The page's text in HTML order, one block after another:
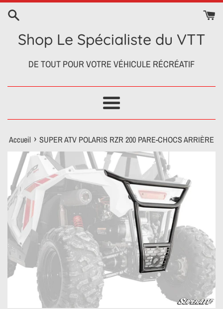
Passer
contenuShop Le Spécialiste du VTT
DE TOUT POUR VOTRE VÉHICULE RÉCRÉATIF
Menu
Accueil › SUPER ATV POLARIS RZR 200 PARE-CHOCS ARRIÈRE